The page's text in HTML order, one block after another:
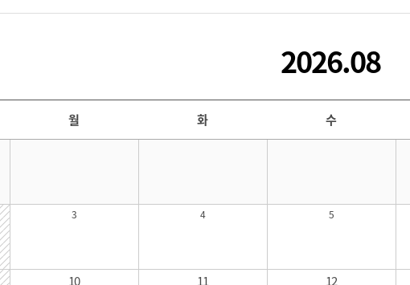
2026.08
월 화 수
3 4 5
10 11 12